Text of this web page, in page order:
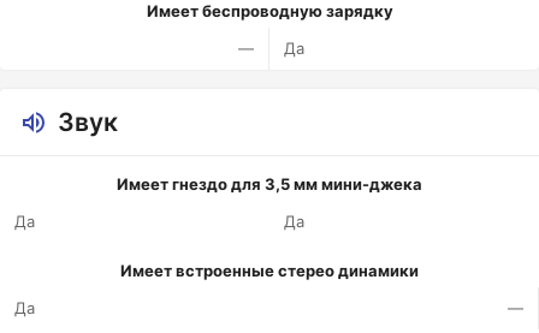
Имеет беспроводную зарядку
—
Да
Звук
Имеет гнездо для 3,5 мм мини-джека
Да
Да
Имеет встроенные стерео динамики
Да
—